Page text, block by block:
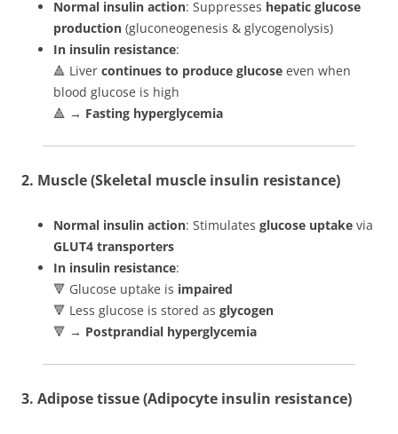
Normal insulin action: Suppresses hepatic glucose
production (gluconeogenesis & glycogenolysis)
In insulin resistance:
🔺 Liver continues to produce glucose even when
blood glucose is high
🔺 → Fasting hyperglycemia
2. Muscle (Skeletal muscle insulin resistance)
Normal insulin action: Stimulates glucose uptake via
GLUT4 transporters
In insulin resistance:
🔻 Glucose uptake is impaired
🔻 Less glucose is stored as glycogen
🔻 → Postprandial hyperglycemia
3. Adipose tissue (Adipocyte insulin resistance)